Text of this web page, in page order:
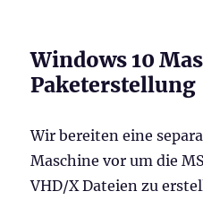
Windows 10
Paketerstellung
Wir bereiten eine
Maschine vor um die
VHD/X Dateien zu